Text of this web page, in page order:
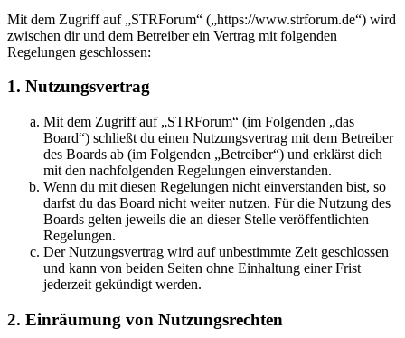
Mit dem Zugriff auf „STRForum“ („https://www.strforum.de“) wird
zwischen dir und dem Betreiber ein Vertrag mit folgenden
Regelungen geschlossen:
1. Nutzungsvertrag
Mit dem Zugriff auf „STRForum“ (im Folgenden „das
Board“) schließt du einen Nutzungsvertrag mit dem Betreiber
des Boards ab (im Folgenden „Betreiber“) und erklärst dich
mit den nachfolgenden Regelungen einverstanden.
Wenn du mit diesen Regelungen nicht einverstanden bist, so
darfst du das Board nicht weiter nutzen. Für die Nutzung des
Boards gelten jeweils die an dieser Stelle veröffentlichten
Regelungen.
Der Nutzungsvertrag wird auf unbestimmte Zeit geschlossen
und kann von beiden Seiten ohne Einhaltung einer Frist
jederzeit gekündigt werden.
2. Einräumung von Nutzungsrechten